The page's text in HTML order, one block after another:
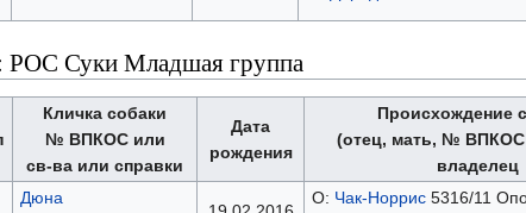
РОС Суки Младшая группа
Кличка собаки
№ ВПКОС или
св-ва или справки
Дата
рождения
Происхождение
(отец, мать, № ВПКОС
владелец
Дюна
О: Чак-Норрис5316/11